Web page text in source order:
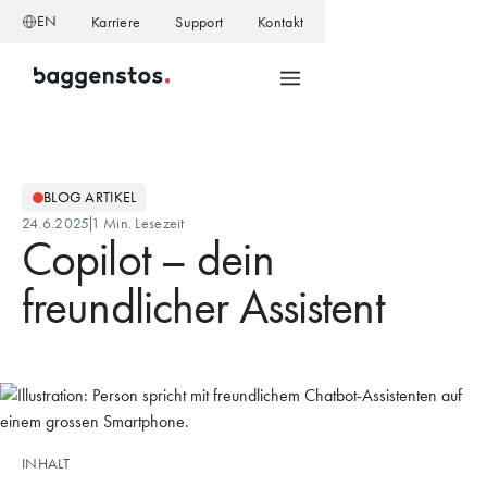
EN Karriere Support Kontakt
BLOG ARTIKEL
24.6.2025 1 Min. Lesezeit
Copilot – dein
freundlicher Assistent
INHALT